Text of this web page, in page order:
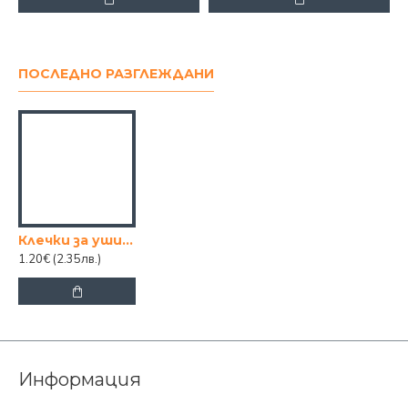
ПОСЛЕДНО РАЗГЛЕЖДАНИ
Клечки за уши SILKLINE 200 бр
1.20€ (2.35лв.)
Информация